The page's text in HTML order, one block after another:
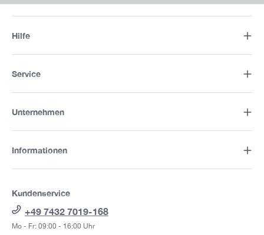
Hilfe
Service
Unternehmen
Informationen
Kundenservice
+49 7432 7019-168
Mo - Fr: 09:00 - 16:00 Uhr